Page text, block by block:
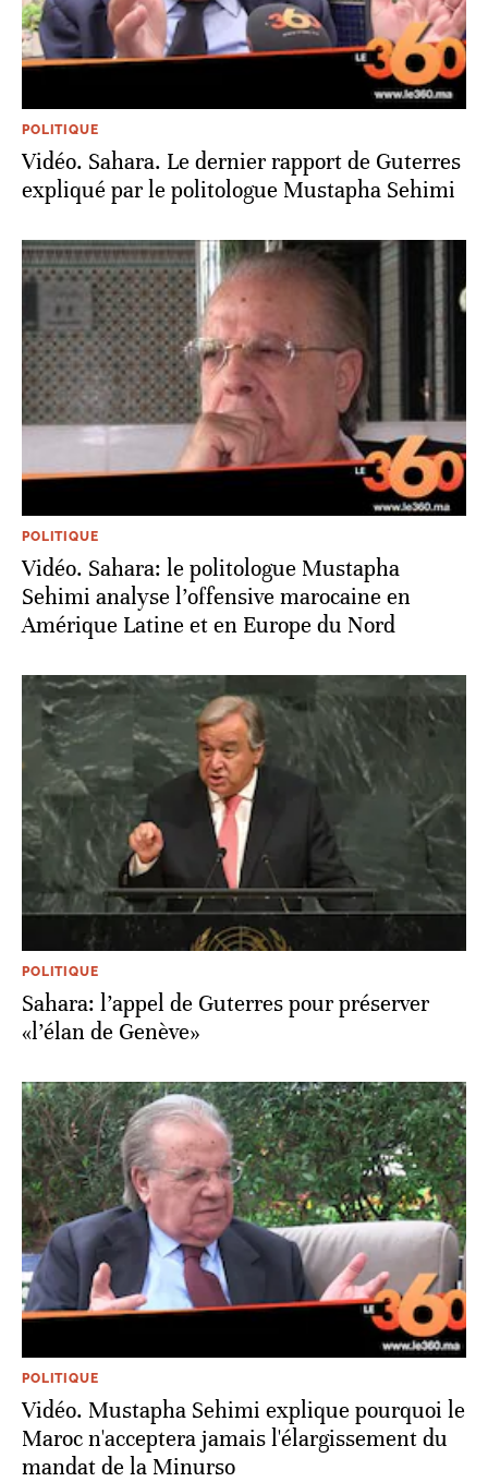
POLITIQUE
Vidéo. Sahara. Le dernier rapport de Guterres
expliqué par le politologue Mustapha Sehimi
POLITIQUE
Vidéo. Sahara: le politologue Mustapha
Sehimi analyse l’offensive marocaine en
Amérique Latine et en Europe du Nord
POLITIQUE
Sahara: l’appel de Guterres pour préserver
«l’élan de Genève»
POLITIQUE
Vidéo. Mustapha Sehimi explique pourquoi le
Maroc n'acceptera jamais l'élargissement du
mandat de la Minurso